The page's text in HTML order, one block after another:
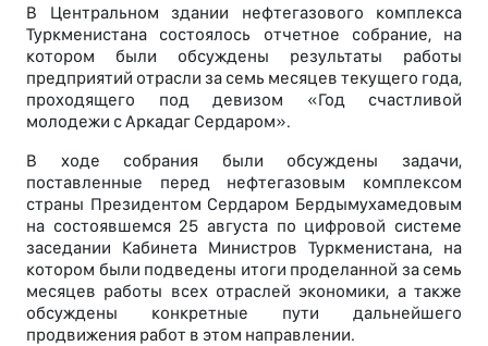
В Центральном здании нефтегазового комплекса
Туркменистана состоялось отчетное собрание, на
котором были обсуждены результаты работы
предприятий отрасли за семь месяцев текущего года,
проходящего под девизом «Год счастливой
молодежи с Аркадаг Сердаром».
В ходе собрания были обсуждены задачи,
поставленные перед нефтегазовым комплексом
страны Президентом Сердаром Бердымухамедовым
на состоявшемся 25 августа по цифровой системе
заседании Кабинета Министров Туркменистана, на
котором были подведены итоги проделанной за семь
месяцев работы всех отраслей экономики, а также
обсуждены конкретные пути дальнейшего
продвижения работ в этом направлении.